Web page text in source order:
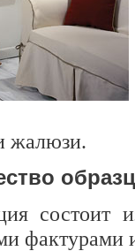
жалюзи.
состоит
фактурами